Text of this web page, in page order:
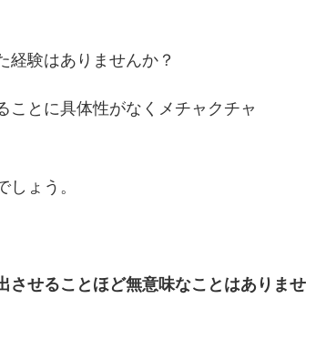
験はありませんか？
とに具体性がなくメチャクチャ
ょう。
させることほど無意味なことはありませ